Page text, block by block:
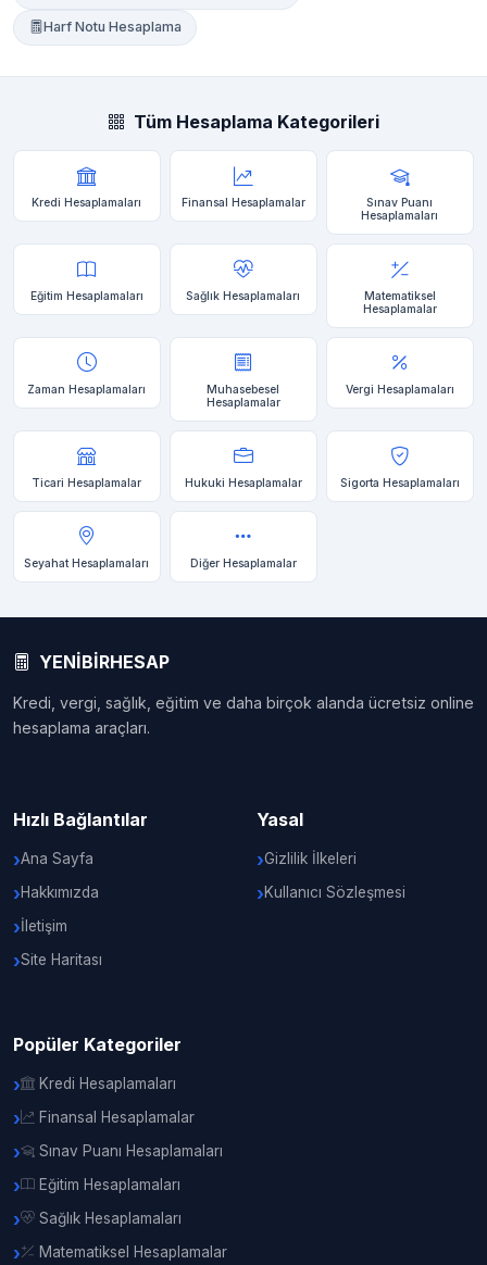
Harf Notu Hesaplama
Tüm Hesaplama Kategorileri
Kredi Hesaplamaları Finansal Hesaplamalar
Sınav Puanı
Hesaplamaları
Eğitim Hesaplamaları Sağlık Hesaplamaları
Matematiksel
Hesaplamalar
Zaman Hesaplamaları
Muhasebesel
Hesaplamalar
Vergi Hesaplamaları
Ticari Hesaplamalar Hukuki Hesaplamalar Sigorta Hesaplamaları
Seyahat Hesaplamaları Diğer Hesaplamalar
YENİBİRHESAP
Kredi, vergi, sağlık, eğitim ve daha birçok alanda ücretsiz online
hesaplama araçları.
Hızlı Bağlantılar
Ana Sayfa
Hakkımızda
İletişim
Site Haritası
Yasal
Gizlilik İlkeleri
Kullanıcı Sözleşmesi
Popüler Kategoriler
Kredi Hesaplamaları
Finansal Hesaplamalar
Sınav Puanı Hesaplamaları
Eğitim Hesaplamaları
Sağlık Hesaplamaları
Matematiksel Hesaplamalar